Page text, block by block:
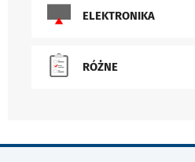
ELEKTRONIKA
RÓŻNE